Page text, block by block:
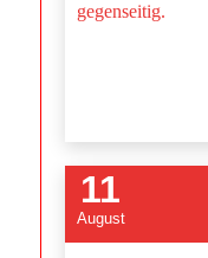
gegenseitig.
11
August